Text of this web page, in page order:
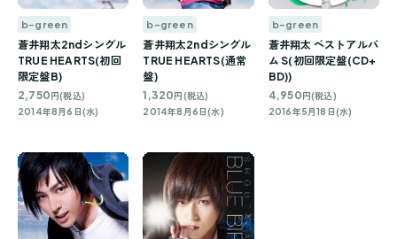
b-green
蒼井翔太2ndシングル
TRUE HEARTS(初回
限定盤B)
2,750円(税込)
2014年8月6日(水)
b-green
蒼井翔太2ndシングル
TRUE HEARTS(通常
盤)
1,320円(税込)
2014年8月6日(水)
b-green
蒼井翔太 ベストアルバ
ム S(初回限定盤(CD+
BD))
4,950円(税込)
2016年5月18日(水)